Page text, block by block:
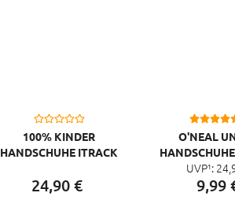
100% KINDER
HANDSCHUHE ITRACK
24,90€
O'NEAL
VANDAL,
UVP¹: 24,
9,99